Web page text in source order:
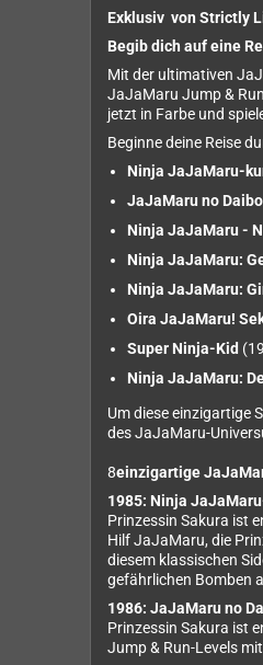
Exklusiv von Strictly
Begib dich auf eine
Mit der ultimativen
JaJaMaru Jump &
jetzt in Farbe und
Beginne deine Reise
Ninja JaJaMaru-
JaJaMaru no
Ninja JaJaMaru -
Ninja JaJaMaru:
Ninja JaJaMaru:
Oira JaJaMaru!
Super Ninja-Kid
Ninja JaJaMaru:
Um diese einzigartige
des JaJaMaru-
8einzigartige
1985: Ninja
Prinzessin Sakura ist
Hilf JaJaMaru, die
diesem klassischen
gefährlichen Bomben
1986: JaJaMaru no
Prinzessin Sakura ist
Jump & Run-Levels